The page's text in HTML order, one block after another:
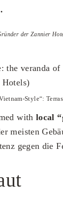
der Zannier
Style“:
with local
meisten
gegen die